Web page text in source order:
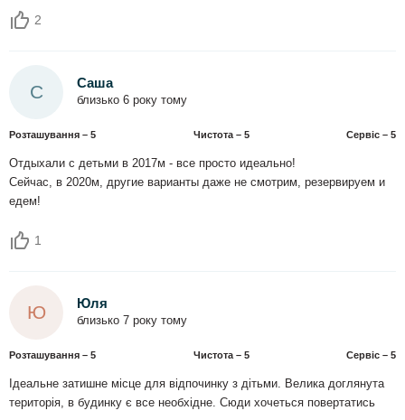
2
С Саша
близько 6 року тому
Розташування – 5 Чистота – 5 Сервіс – 5
Отдыхали с детьми в 2017м - все просто идеально!
Сейчас, в 2020м, другие варианты даже не смотрим, резервируем и
едем!
1
Ю Юля
близько 7 року тому
Розташування – 5 Чистота – 5 Сервіс – 5
Ідеальне затишне місце для відпочинку з дітьми. Велика доглянута
територія, в будинку є все необхідне. Сюди хочеться повертатись